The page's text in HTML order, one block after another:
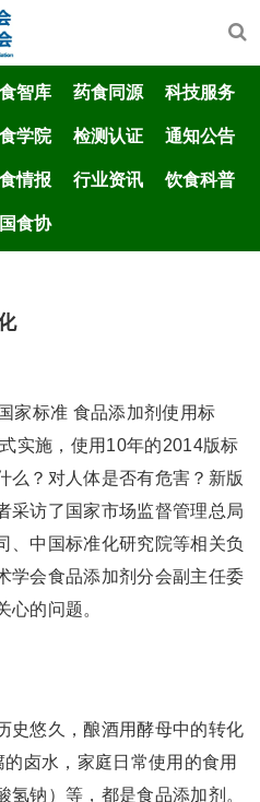
智库 药食同源 科技服务
学院 检测认证 通知公告
情报 行业资讯 饮食科普
食协
家标准 食品添加剂使用标
实施，使用10年的2014版标
么？对人体是否有危害？新版
采访了国家市场监督管理总局
、中国标准化研究院等相关负
学会食品添加剂分会副主任委
心的问题。
史悠久，酿酒用酵母中的转化
卤水，家庭日常使用的食用
钠）等，都是食品添加剂。